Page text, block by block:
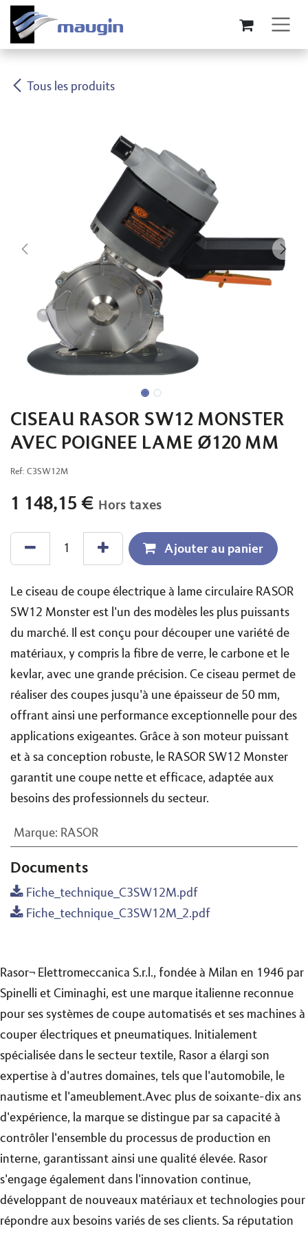
Se rendre au contenu
Tous les produits
CISEAU RASOR SW12 MONSTER
AVEC POIGNEE LAME Ø120 MM
Ref: C3SW12M
1 148,15 € Hors taxes
Ajouter au panier
Le ciseau de coupe électrique à lame circulaire RASOR
SW12 Monster est l'un des modèles les plus puissants
du marché. Il est conçu pour découper une variété de
matériaux, y compris la fibre de verre, le carbone et le
kevlar, avec une grande précision. Ce ciseau permet de
réaliser des coupes jusqu'à une épaisseur de 50 mm,
offrant ainsi une performance exceptionnelle pour des
applications exigeantes. Grâce à son moteur puissant
et à sa conception robuste, le RASOR SW12 Monster
garantit une coupe nette et efficace, adaptée aux
besoins des professionnels du secteur.
Marque: RASOR
Documents
Fiche_technique_C3SW12M.pdf
Fiche_technique_C3SW12M_2.pdf
Rasor¬ Elettromeccanica S.r.l., fondée à Milan en 1946 par
Spinelli et Ciminaghi, est une marque italienne reconnue
pour ses systèmes de coupe automatisés et ses machines à
couper électriques et pneumatiques. Initialement
spécialisée dans le secteur textile, Rasor a élargi son
expertise à d'autres domaines, tels que l'automobile, le
nautisme et l'ameublement.Avec plus de soixante-dix ans
d'expérience, la marque se distingue par sa capacité à
contrôler l'ensemble du processus de production en
interne, garantissant ainsi une qualité élevée. Rasor
s'engage également dans l'innovation continue,
développant de nouveaux matériaux et technologies pour
répondre aux besoins variés de ses clients. Sa réputation